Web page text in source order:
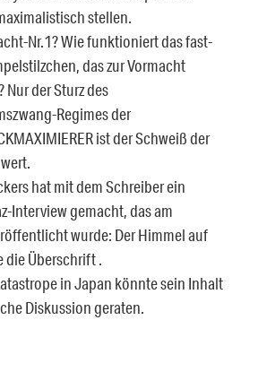
stellen.
Nr.1? Wie funktioniert das fast-
das zur Vormacht
Nur der Sturz des
Regimes der
ist der Schweiß der
hat mit dem Schreiber ein
Interview gemacht, das am
wurde: Der Himmel auf
die Überschrift .
in Japan könnte sein Inhalt
Diskussion geraten.